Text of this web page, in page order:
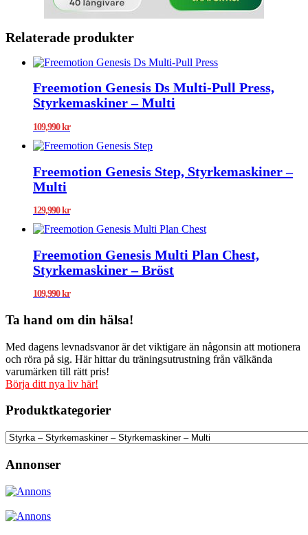
Relaterade produkter
Freemotion Genesis Ds Multi-Pull Press,
Styrkemaskiner – Multi
109,990kr
Freemotion Genesis Step, Styrkemaskiner –
Multi
129,990kr
Freemotion Genesis Multi Plan Chest,
Styrkemaskiner – Bröst
109,990kr
Ta hand om din hälsa!
Med dagens levnadsvanor är det viktigare än någonsin att motionera
och röra på sig. Här hittar du träningsutrustning från välkända
varumärken till rätt pris!
Börja ditt nya liv här!
Produktkategorier
Annonser